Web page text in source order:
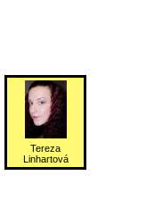
Tereza
Linhartová